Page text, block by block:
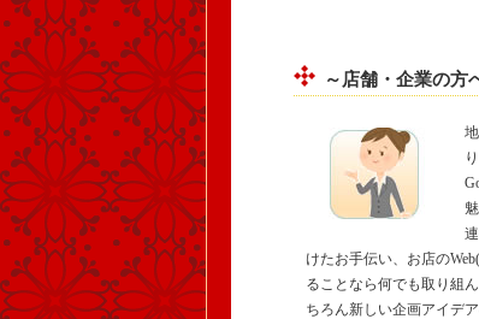
～店舗・企業の方
けたお手伝い、お店の
ることなら何でも取り組
ちろん新しい企画アイデ